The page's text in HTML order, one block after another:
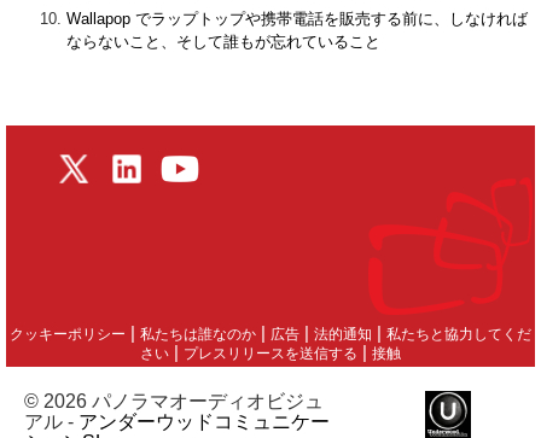
Wallapop でラップトップや携帯電話を販売する前に、しなければ
ならないこと、そして誰もが忘れていること
クッキーポリシー | 私たちは誰なのか | 広告 | 法的通知 | 私たちと協力してくだ
さい | プレスリリースを送信する | 接触
© 2026 パノラマオーディオビジュ
アル - アンダーウッドコミュニケー